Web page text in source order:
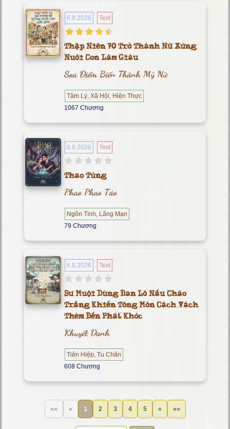
6.8.2026 Text
Thập Niên 70 Trở Thành Nữ Xứng
Nuôi Con Làm Giàu
Soa Điểm Biến Thành Mỹ Nữ
Tâm Lý, Xã Hội, Hiện Thực
1067 Chương
6.8.2026 Text
Thao Túng
Phao Phao Tảo
Ngôn Tình, Lãng Mạn
79 Chương
6.8.2026 Text
Sư Muội Dùng Đan Lô Nấu Cháo
Trắng Khiến Tông Môn Cách Vách
Thèm Đến Phát Khóc
Khuyết Danh
Tiên Hiệp, Tu Chân
608 Chương
«« « 1 2 3 4 5 » »»